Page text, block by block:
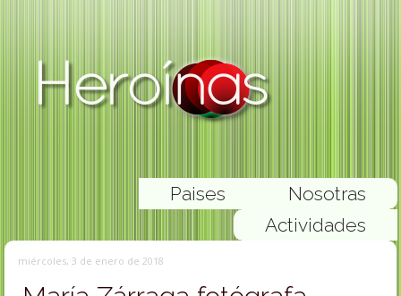
Nosotras
Paises
Actividades
miércoles, 3 de enero de 2018